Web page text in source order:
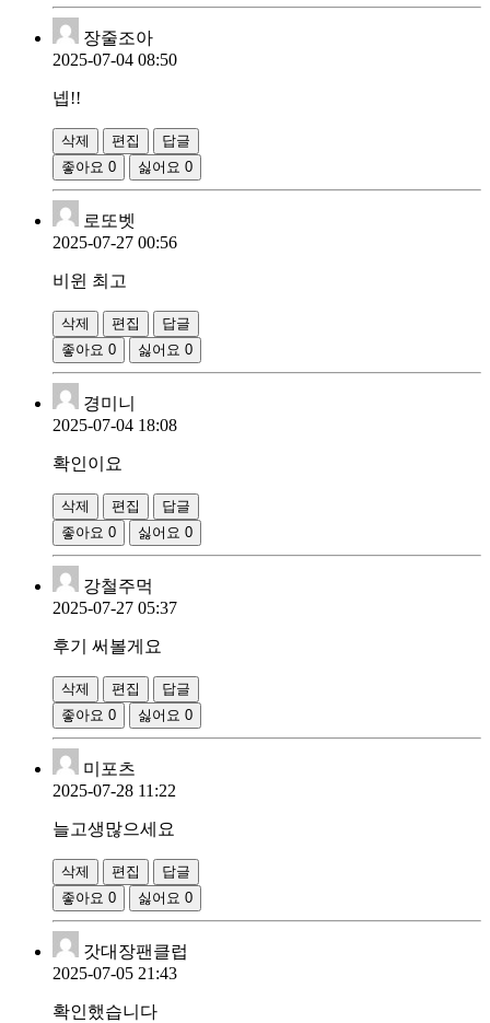
장줄조아
2025-07-04 08:50
넵!!
삭제 편집
답글
좋아요 0 싫어요 0
로또벳
2025-07-27 00:56
비윈 최고
삭제 편집
답글
좋아요 0 싫어요 0
경미니
2025-07-04 18:08
확인이요
삭제 편집
답글
좋아요 0 싫어요 0
강철주먹
2025-07-27 05:37
후기 써볼게요
삭제 편집
답글
좋아요 0 싫어요 0
미포츠
2025-07-28 11:22
늘고생많으세요
삭제 편집
답글
좋아요 0 싫어요 0
갓대장팬클럽
2025-07-05 21:43
확인했습니다